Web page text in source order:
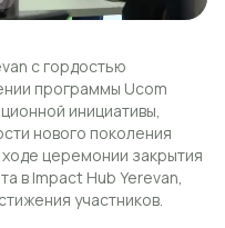
с гордостью
программы Ucom
инициативы,
нового поколения
церемонии закрытия
в Impact Hub Yerevan,
участников.